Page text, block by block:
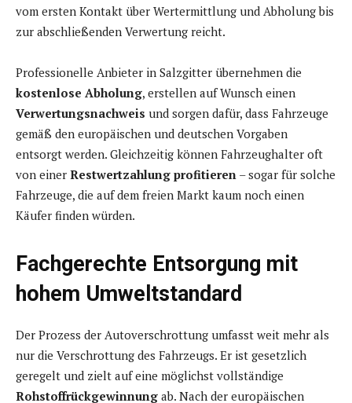
vom ersten Kontakt über Wertermittlung und Abholung bis
zur abschließenden Verwertung reicht.
Professionelle Anbieter in Salzgitter übernehmen die
kostenlose Abholung, erstellen auf Wunsch einen
Verwertungsnachweis und sorgen dafür, dass Fahrzeuge
gemäß den europäischen und deutschen Vorgaben
entsorgt werden. Gleichzeitig können Fahrzeughalter oft
von einer Restwertzahlung profitieren – sogar für solche
Fahrzeuge, die auf dem freien Markt kaum noch einen
Käufer finden würden.
Fachgerechte Entsorgung mit
hohem Umweltstandard
Der Prozess der Autoverschrottung umfasst weit mehr als
nur die Verschrottung des Fahrzeugs. Er ist gesetzlich
geregelt und zielt auf eine möglichst vollständige
Rohstoffrückgewinnung ab. Nach der europäischen